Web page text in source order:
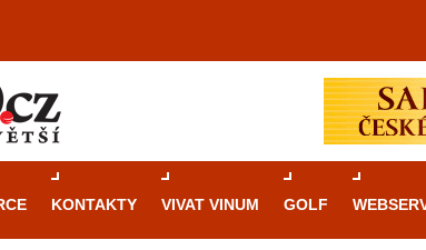
KONTAKTY VIVAT VINUM GOLF